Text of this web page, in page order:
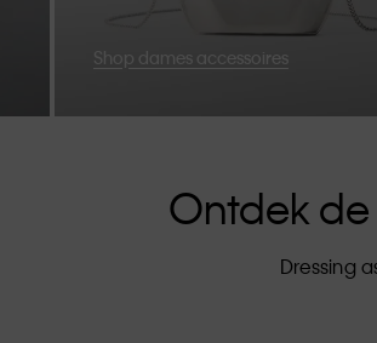
Shop dames accessoires
Ontdek
Dressing